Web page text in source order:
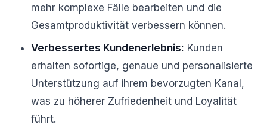
mehr komplexe Fälle bearbeiten und die
Gesamtproduktivität verbessern können.
Verbessertes Kundenerlebnis: Kunden
erhalten sofortige, genaue und personalisierte
Unterstützung auf ihrem bevorzugten Kanal,
was zu höherer Zufriedenheit und Loyalität
führt.